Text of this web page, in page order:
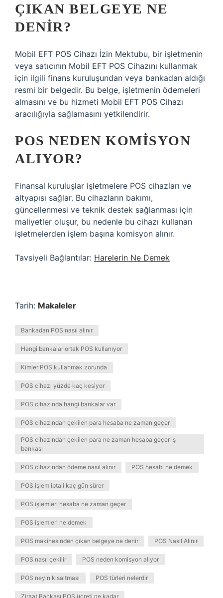
ÇIKAN BELGEYE NE
DENIR?
Mobil EFT POS Cihazı İzin Mektubu, bir işletmenin
veya satıcının Mobil EFT POS Cihazını kullanmak
için ilgili finans kuruluşundan veya bankadan aldığı
resmi bir belgedir. Bu belge, işletmenin ödemeleri
almasını ve bu hizmeti Mobil EFT POS Cihazı
aracılığıyla sağlamasını yetkilendirir.
POS NEDEN KOMISYON
ALIYOR?
Finansal kuruluşlar işletmelere POS cihazları ve
altyapısı sağlar. Bu cihazların bakımı,
güncellenmesi ve teknik destek sağlanması için
maliyetler oluşur, bu nedenle bu cihazı kullanan
işletmelerden işlem başına komisyon alınır.
Tavsiyeli Bağlantılar: Harelerin Ne Demek
Tarih: Makaleler
Bankadan POS nasıl alınır
Hangi bankalar ortak POS kullanıyor
Kimler POS kullanmak zorunda
POS cihazı yüzde kaç kesiyor
POS cihazında hangi bankalar var
POS cihazından çekilen para hesaba ne zaman geçer
POS cihazından çekilen para ne zaman hesaba geçer iş
bankası
POS cihazından ödeme nasıl alınır POS hesabı ne demek
POS işlem iptali kaç gün sürer
POS işlemleri hesaba ne zaman geçer
POS işlemleri ne demek
POS makinesinden çıkan belgeye ne denir POS Nasıl Alınır
POS nasıl çekilir POS neden komisyon alıyor
POS neyin kısaltması POS türleri nelerdir
Ziraat Bankası POS ücreti ne kadar